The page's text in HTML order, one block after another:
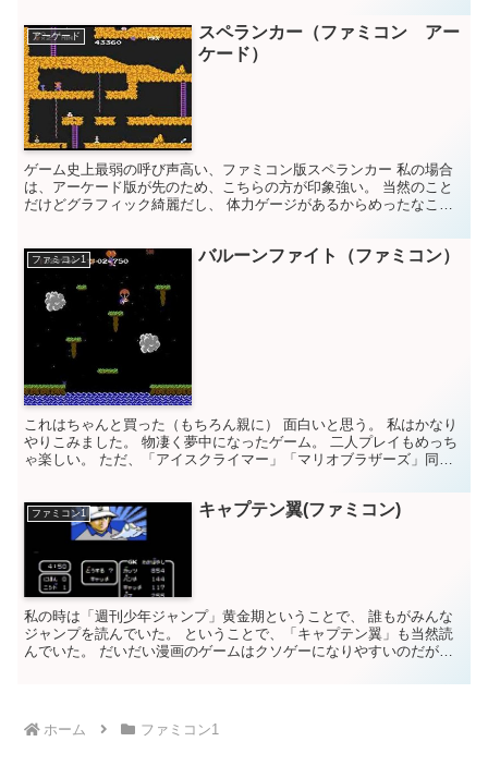
アーケード
スペランカー（ファミコン アー
ケード）
ゲーム史上最弱の呼び声高い、ファミコン版スペランカー 私の場合
は、アーケード版が先のため、こちらの方が印象強い。 当然のこと
だけどグラフィック綺麗だし、 体力ゲージがあるからめったなこと
ファミコン1 バルーンファイト（ファミコン）
これはちゃんと買った（もちろん親に） 面白いと思う。 私はかなり
やりこみました。 物凄く夢中になったゲーム。 二人プレイもめっち
ゃ楽しい。 ただ、「アイスクライマー」「マリオブラザーズ」同様
ファミコン1 キャプテン翼(ファミコン)
私の時は「週刊少年ジャンプ」黄金期ということで、 誰もがみんな
ジャンプを読んでいた。 ということで、「キャプテン翼」も当然読
んでいた。 だいだい漫画のゲームはクソゲーになりやすいのだが、
ホーム ファミコン1